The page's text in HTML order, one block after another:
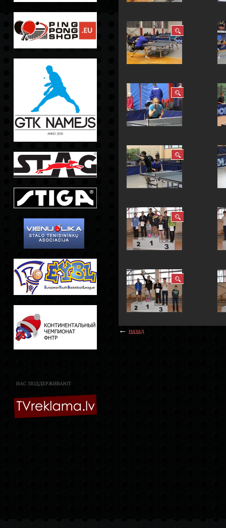
НАС ПОДДЕРЖИВАЮТ
← назад